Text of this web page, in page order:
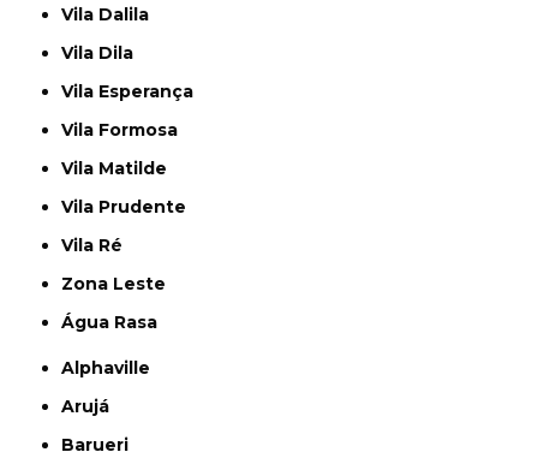
Vila Dalila
Vila Dila
Vila Esperança
Vila Formosa
Vila Matilde
Vila Prudente
Vila Ré
Zona Leste
Água Rasa
Alphaville
Arujá
Barueri